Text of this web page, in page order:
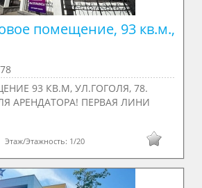
помещение, 93 кв.м.,
93 КВ.М, УЛ.ГОГОЛЯ, 78.
АРЕНДАТОРА! ПЕРВАЯ ЛИНИ
Этаж/Этажность: 1/20